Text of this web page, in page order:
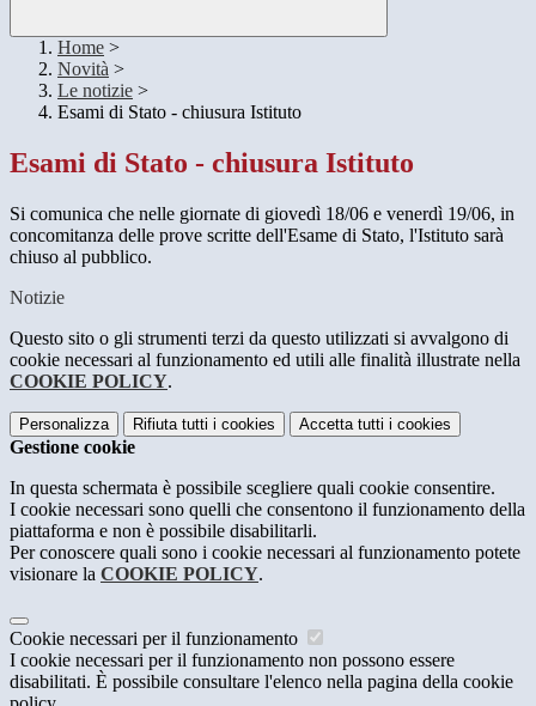
Home >
Novità >
Le notizie >
Esami di Stato - chiusura Istituto
Esami di Stato - chiusura Istituto
Si comunica che nelle giornate di giovedì 18/06 e venerdì 19/06, in
concomitanza delle prove scritte dell'Esame di Stato, l'Istituto sarà
chiuso al pubblico.
Notizie
Questo sito o gli strumenti terzi da questo utilizzati si avvalgono di
cookie necessari al funzionamento ed utili alle finalità illustrate nella
COOKIE POLICY.
Personalizza Rifiuta tutti i cookies Accetta tutti i cookies
Gestione cookie
In questa schermata è possibile scegliere quali cookie consentire.
I cookie necessari sono quelli che consentono il funzionamento della
piattaforma e non è possibile disabilitarli.
Per conoscere quali sono i cookie necessari al funzionamento potete
visionare la COOKIE POLICY.
Cookie necessari per il funzionamento
I cookie necessari per il funzionamento non possono essere
disabilitati. È possibile consultare l'elenco nella pagina della cookie